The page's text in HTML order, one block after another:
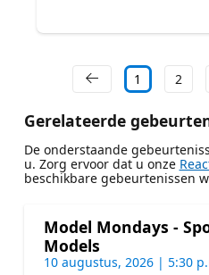
1 2
Gerelateerde
De onderstaande
u. Zorg ervoor dat u onze
beschikbare gebeurtenissen
Model Mondays -
Models
10 augustus, 2026 | 5:30